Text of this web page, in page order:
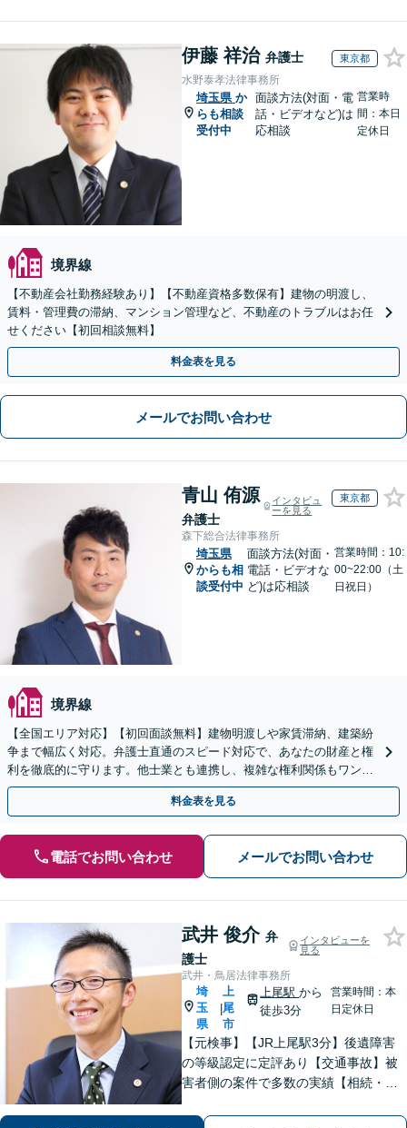
伊藤 祥治 弁護士 東京都
水野泰孝法律事務所
埼玉県 か
らも相談
受付中
面談方法(対面・電
話・ビデオなど)は
応相談
営業時
間：本日
定休日
境界線
【不動産会社勤務経験あり】【不動産資格多数保有】建物の明渡し、
賃料・管理費の滞納、マンション管理など、不動産のトラブルはお任
せください【初回相談無料】
料金表を見る
メールでお問い合わせ
青山 侑源
弁護士
インタビュ
ーを見る
東京都
森下総合法律事務所
埼玉県
からも相
談受付中
面談方法(対面・
電話・ビデオな
ど)は応相談
営業時間：10:
00~22:00（土
日祝日）
境界線
【全国エリア対応】【初回面談無料】建物明渡しや家賃滞納、建築紛
争まで幅広く対応。弁護士直通のスピード対応で、あなたの財産と権
利を徹底的に守ります。他士業とも連携し、複雑な権利関係もワンス
トップで解決。【弁護士直通・LINE相談可】
料金表を見る
電話でお問い合わせ メールでお問い合わせ
武井 俊介 弁
護士
インタビューを
見る
武井・鳥居法律事務所
埼
玉
県
|
上
尾
市
上尾駅から
徒歩3分
営業時間：本
日定休日
【元検事】【JR上尾駅3分】後遺障害
の等級認定に定評あり【交通事故】被
害者側の案件で多数の実績【相続・遺
【刑事事件】検事経験・豊富な実績、